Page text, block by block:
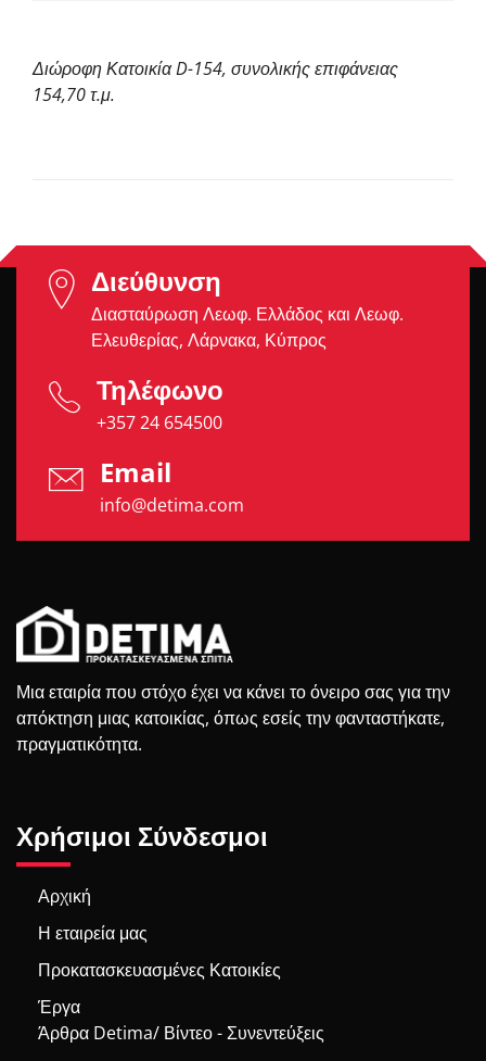
Διώροφη Κατοικία D-154, συνολικής επιφάνειας
154,70 τ.μ.
Διεύθυνση
Διασταύρωση Λεωφ. Ελλάδος και Λεωφ.
Ελευθερίας, Λάρνακα, Κύπρος
Τηλέφωνο
+357 24 654500
Email
info@detima.com
Μια εταιρία που στόχο έχει να κάνει το όνειρο σας για την
απόκτηση μιας κατοικίας, όπως εσείς την φανταστήκατε,
πραγματικότητα.
Χρήσιμοι Σύνδεσμοι
Αρχική
Η εταιρεία μας
Προκατασκευασμένες Κατοικίες
Έργα
Άρθρα Detima/ Βίντεο - Συνεντεύξεις